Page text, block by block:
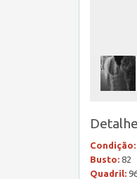
Condição:
Busto: 82
Quadril: